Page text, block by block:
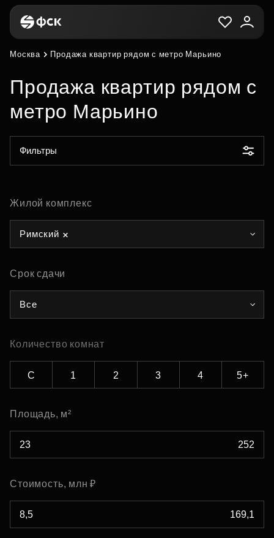
Москва Продажа квартир рядом с метро Марьино
Продажа квартир рядом с
метро Марьино
Фильтры
Жилой комплекс
Римский
Срок сдачи
Все
Количество комнат
С 1 2 3 4 5+
Площадь, м²
Стоимость, млн ₽